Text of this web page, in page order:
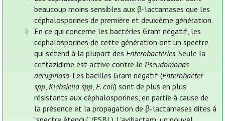
beaucoup moins sensibles aux β-lactamases que les
céphalosporines de première et deuxième génération.
En ce qui concerne les bactéries Gram négatif, les
céphalosporines de cette génération ont un spectre
qui s'étend à la plupart des Enterobactéries. Seule la
ceftazidime est active contre le Pseudomonas
aeruginosa. Les bacilles Gram négatif (Enterobacter
spp Klebsiella spp E. coli) sont de plus en plus
résistants aux céphalosporines, en partie à cause de
la présence et la propagation de β-lactamases dites à